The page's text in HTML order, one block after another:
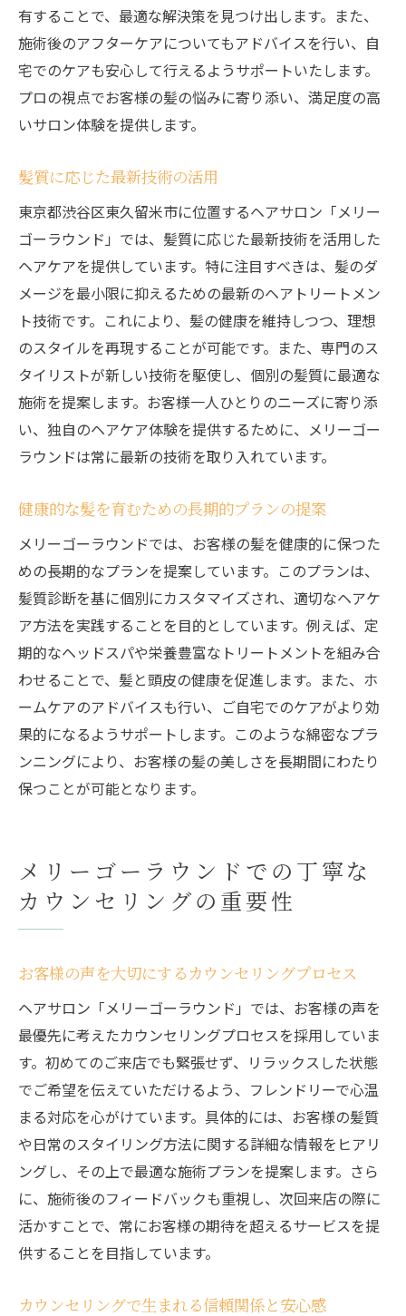
有することで、最適な解決策を見つけ出します。また、
施術後のアフターケアについてもアドバイスを行い、自
宅でのケアも安心して行えるようサポートいたします。
プロの視点でお客様の髪の悩みに寄り添い、満足度の高
いサロン体験を提供します。
髪質に応じた最新技術の活用
東京都渋谷区東久留米市に位置するヘアサロン「メリー
ゴーラウンド」では、髪質に応じた最新技術を活用した
ヘアケアを提供しています。特に注目すべきは、髪のダ
メージを最小限に抑えるための最新のヘアトリートメン
ト技術です。これにより、髪の健康を維持しつつ、理想
のスタイルを再現することが可能です。また、専門のス
タイリストが新しい技術を駆使し、個別の髪質に最適な
施術を提案します。お客様一人ひとりのニーズに寄り添
い、独自のヘアケア体験を提供するために、メリーゴー
ラウンドは常に最新の技術を取り入れています。
健康的な髪を育むための長期的プランの提案
メリーゴーラウンドでは、お客様の髪を健康的に保つた
めの長期的なプランを提案しています。このプランは、
髪質診断を基に個別にカスタマイズされ、適切なヘアケ
ア方法を実践することを目的としています。例えば、定
期的なヘッドスパや栄養豊富なトリートメントを組み合
わせることで、髪と頭皮の健康を促進します。また、ホ
ームケアのアドバイスも行い、ご自宅でのケアがより効
果的になるようサポートします。このような綿密なプラ
ンニングにより、お客様の髪の美しさを長期間にわたり
保つことが可能となります。
メリーゴーラウンドでの丁寧な
カウンセリングの重要性
お客様の声を大切にするカウンセリングプロセス
ヘアサロン「メリーゴーラウンド」では、お客様の声を
最優先に考えたカウンセリングプロセスを採用していま
す。初めてのご来店でも緊張せず、リラックスした状態
でご希望を伝えていただけるよう、フレンドリーで心温
まる対応を心がけています。具体的には、お客様の髪質
や日常のスタイリング方法に関する詳細な情報をヒアリ
ングし、その上で最適な施術プランを提案します。さら
に、施術後のフィードバックも重視し、次回来店の際に
活かすことで、常にお客様の期待を超えるサービスを提
供することを目指しています。
カウンセリングで生まれる信頼関係と安心感